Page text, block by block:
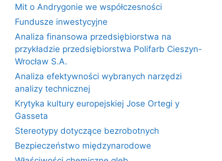
Mit o Andrygonie we współczesności
Fundusze inwestycyjne
Analiza finansowa przedsiębiorstwa na
przykładzie przedsiębiorstwa Polifarb Cieszyn-
Wrocław S.A.
Analiza efektywności wybranych narzędzi
analizy technicznej
Krytyka kultury europejskiej Jose Ortegi y
Gasseta
Stereotypy dotyczące bezrobotnych
Bezpieczeństwo międzynarodowe